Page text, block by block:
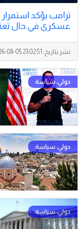
ترامب يؤكد
عسكري في حال
نشر بتاريخ: 08-05 23:02:51